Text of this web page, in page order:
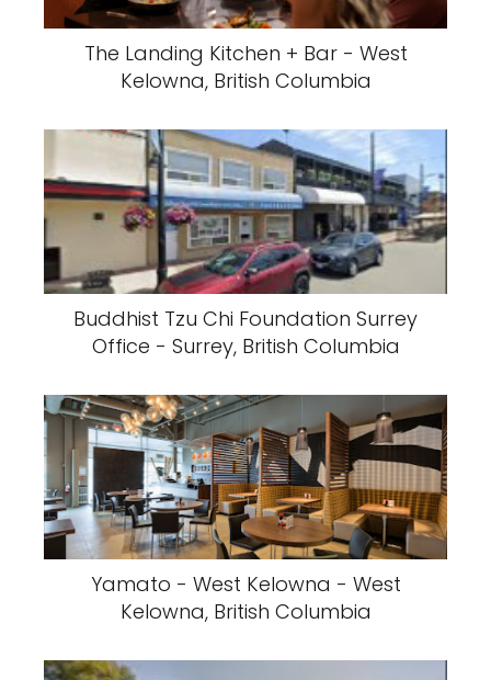
The Landing Kitchen + Bar - West
Kelowna, British Columbia
Buddhist Tzu Chi Foundation Surrey
Office - Surrey, British Columbia
Yamato - West Kelowna - West
Kelowna, British Columbia